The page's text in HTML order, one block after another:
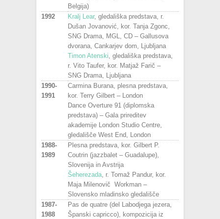
Belgija)
1992
Kralj Lear, gledališka predstava, r.
Dušan Jovanović, kor. Tanja Zgonc,
SNG Drama, MGL, CD – Gallusova
dvorana, Cankarjev dom, Ljubljana
Timon Atenski , gledališka predstava,
r. Vito Taufer, kor. Matjaž Farič –
SNG Drama, Ljubljana
1990-
1991
Carmina Burana, plesna predstava,
kor. Terry Gilbert – London
Dance Overture 91 (diplomska
predstava) – Gala prireditev
akademije London Studio Centre,
gledališče West End, London
1988-
1989
Plesna predstava, kor. Gilbert P.
Coutrin (jazzbalet – Guadalupe),
Slovenija in Avstrija
Šeherezada , r. Tomaž Pandur, kor.
Maja Milenovič Workman –
Slovensko mladinsko gledališče
1987-
1988
Pas de quatre (del Labodjega jezera,
Španski capricco), kompozicija iz